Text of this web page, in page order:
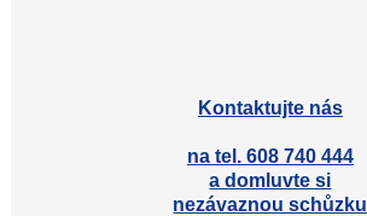
Kontaktujte nás
na tel. 608 740 444
a domluvte si
nezávaznou schůzku